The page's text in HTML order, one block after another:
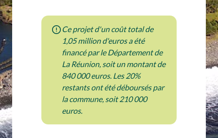
Ce projet d'un coût total de
1,05 million d'euros a été
financé par le Département de
La Réunion, soit un montant de
840 000 euros. Les 20%
restants ont été déboursés par
la commune, soit 210 000
euros.